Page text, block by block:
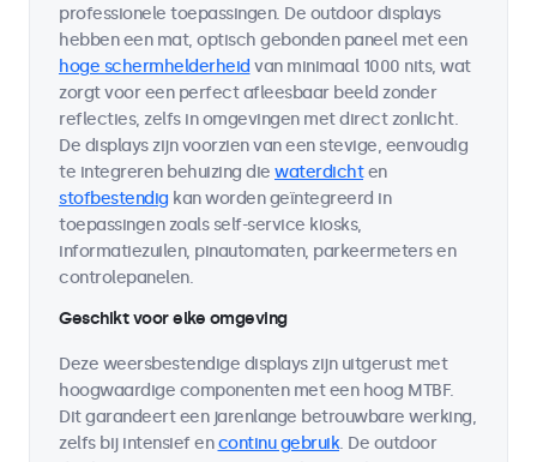
professionele toepassingen. De outdoor displays
hebben een mat, optisch gebonden paneel met een
hoge schermhelderheid van minimaal 1000 nits, wat
zorgt voor een perfect afleesbaar beeld zonder
reflecties, zelfs in omgevingen met direct zonlicht.
De displays zijn voorzien van een stevige, eenvoudig
te integreren behuizing die waterdichten
stofbestendig kan worden geïntegreerd in
toepassingen zoals self-service kiosks,
informatiezuilen, pinautomaten, parkeermeters en
controlepanelen.
Geschikt voor elke omgeving
Deze weersbestendige displays zijn uitgerust met
hoogwaardige componenten met een hoog MTBF.
Dit garandeert een jarenlange betrouwbare werking,
zelfs bij intensief encontinu gebruik. De outdoor